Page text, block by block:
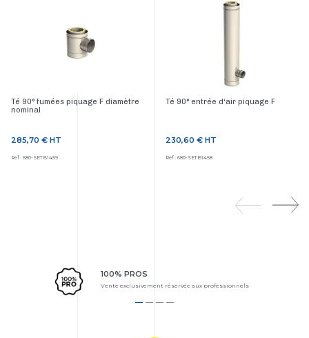
Té 90° fumées piquage F diamètre
nominal
Prix
285,70 € HT
Ref : 680-SETB1459
Té 90° entrée d‘air piquage F
Prix
230,60 € HT
Ref : 680-SETB1458
100% PROS
Vente exclusivement réservée aux professionnels